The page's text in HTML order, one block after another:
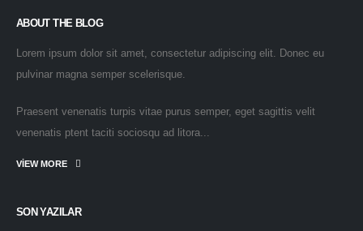
ABOUT THE BLOG
Lorem ipsum dolor sit amet, consectetur adipiscing elit. Donec eu
pulvinar magna semper scelerisque.
Praesent venenatis turpis vitae purus semper, eget sagittis velit
venenatis ptent taciti sociosqu ad litora...
VIEW MORE
SON YAZILAR